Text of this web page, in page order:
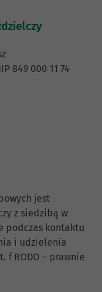
849 000 11 74
jest
z siedzibą w
podczas kontaktu
i udzielenia
f RODO – prawnie